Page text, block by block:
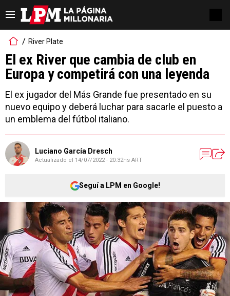
River Plate
El ex River que cambia de club en
Europa y competirá con una leyenda
El ex jugador del Más Grande fue presentado en su
nuevo equipo y deberá luchar para sacarle el puesto a
un emblema del fútbol italiano.
Luciano García Dresch
Actualizado el 14/07/2022 - 20:32hs ART
Seguí a LPM en Google!